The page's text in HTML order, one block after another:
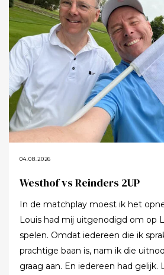
04.08.2026
Westhof vs Reinders 2UP
In de matchplay moest ik het
Louis had mij uitgenodigd om op
spelen. Omdat iedereen die ik
prachtige baan is, nam ik die
graag aan. En iedereen had gelijk.